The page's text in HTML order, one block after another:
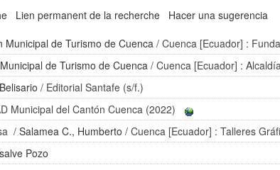
Lien permanent de la recherche
Hacer una sugerencia
Municipal de Turismo de Cuenca / Cuenca [Ecuador] :
de Turismo de Cuenca / Cuenca [Ecuador] :
/ Editorial Santafe (s/f.)
Municipal del Cantón Cuenca (2022)
/Salamea C., Humberto / Cuenca [Ecuador] : Talleres
Pozo